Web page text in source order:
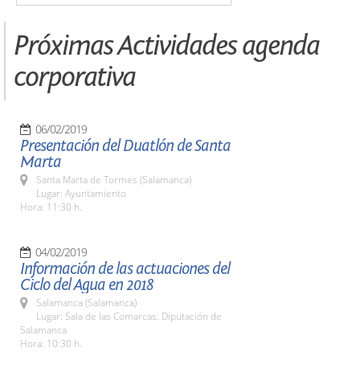
Próximas Actividades agenda
corporativa
06/02/2019
Presentación del Duatlón de Santa
Marta
Santa Marta de Tormes (Salamanca)
Lugar: Ayuntamiento
Hora: 11:30 h.
04/02/2019
Información de las actuaciones del
Ciclo del Agua en 2018
Salamanca (Salamanca)
Lugar: Sala de las Comarcas. Diputación de
Salamanca
Hora: 10:30 h.